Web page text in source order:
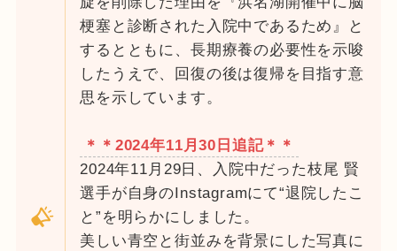
梗塞と診断された入院中であるため』と
するとともに、長期療養の必要性を示唆
したうえで、回復の後は復帰を目指す意
思を示しています。
＊＊2024年11月30日追記＊＊
2024年11月29日、入院中だった枝尾 賢
選手が自身のInstagramにて“退院したこ
と”を明らかにしました。
美しい青空と街並みを背景にした写真に